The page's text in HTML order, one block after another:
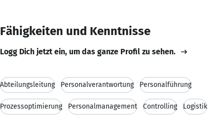
Fähigkeiten und Kenntnisse
Logg Dich jetzt ein, um das ganze Profil zu sehen.
Abteilungsleitung Personalverantwortung Personalführung
Prozessoptimierung Personalmanagement Controlling Logistik